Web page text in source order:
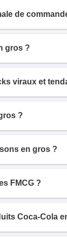
de
gros ?
viraux et
?
en gros ?
FMCG ?
Coca-Cola